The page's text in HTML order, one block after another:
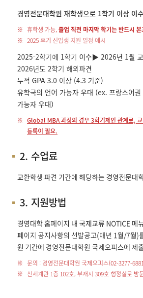
경영전문대학원 재학생으로 1학기 이상 이
휴학생 가능,졸업 직전 마지막 학기는 반드시
2025 후기 신입생 지원 일정 예시
2025-2학기에 1학기 이수▶ 2026년 1월
2026년도 2학기 해외파견
누적 GPA 3.0 이상 (4.3 기준)
유학국의 언어 가능자 우대 (ex. 프랑스어
가능자 우대)
Global MBA 과정의 경우 3학기제인 관계로,
등록이 필요.
2. 수업료
교환학생 파견 기간에 해당하는 경영전문대
3. 지원방법
경영대학 홈페이지 내 국제교류 NOTICE 메
페이지 공지사항의 선발공고(매년 1월/7월)
원 기간에 경영전문대학원 국제오피스에 제
문의 : 경영전문대학원 국제오피스(02-3277-
신세계관 1층 102호, 부재시 309호 행정실로 방